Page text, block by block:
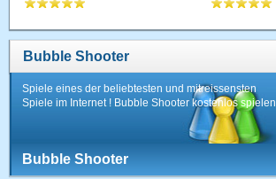
Bubble Shooter
Spiele eines der beliebtesten und mitreissensten
Spiele im Internet ! Bubble Shooter kostenlos spielen.
Bubble Shooter